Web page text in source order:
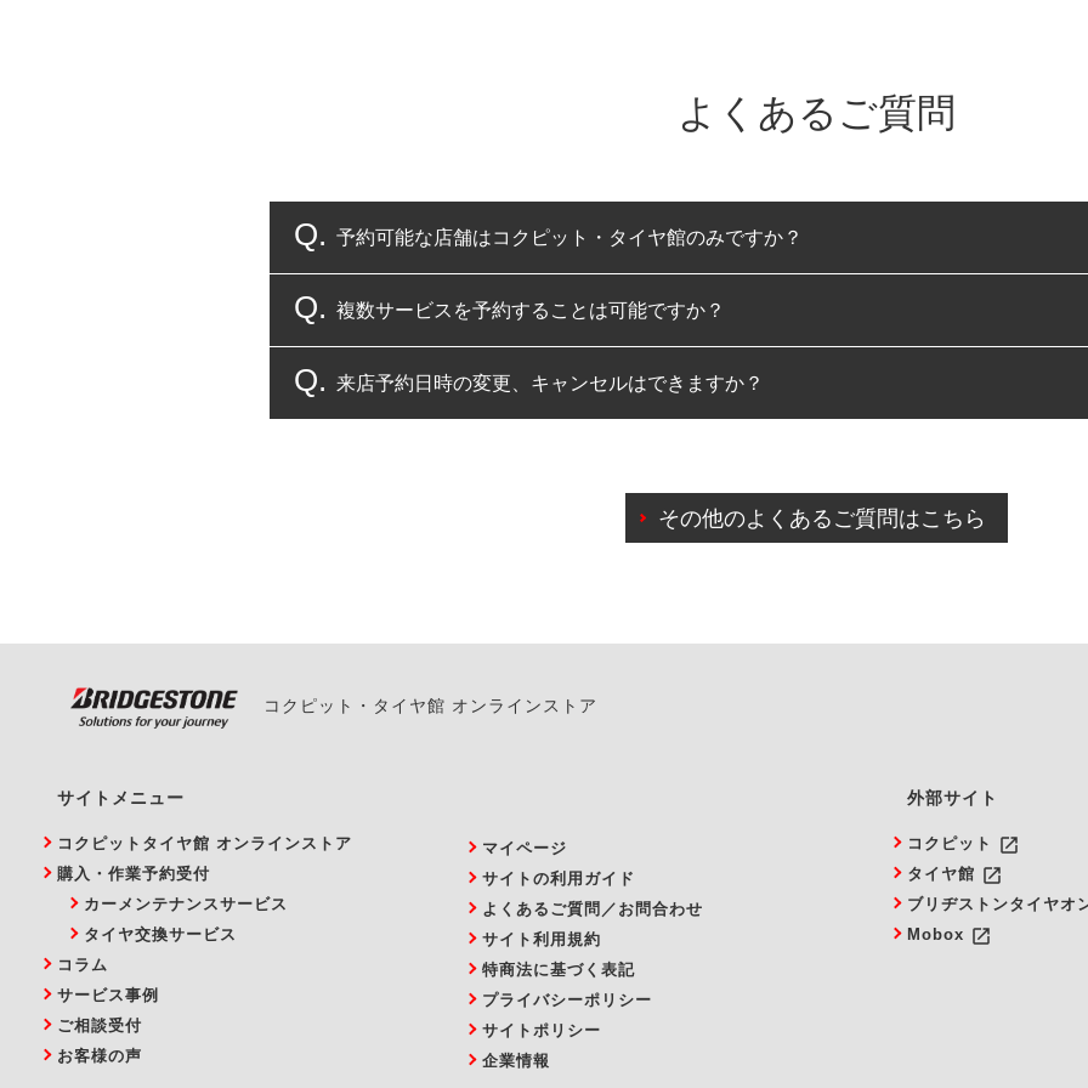
よくあるご質問
予約可能な店舗はコクピット・タイヤ館のみですか？
コクピット・タイヤ館のみとなります。
複数サービスを予約することは可能ですか？
複数サービスのご予約は可能です。
来店予約日時の変更、キャンセルはできますか？
また、やむを得ない事由によりご予約のキャンセルをご希望の際は、直接ご予約いた
その他のよくあるご質問はこちら
コクピット・タイヤ館 オンラインストア
サイトメニュー
コクピットタイヤ館 オンラインストア
購入・作業予約受付
カーメンテナンスサービス
タイヤ交換サービス
コラム
サービス事例
ご相談受付
お客様の声
マイページ
サイトの利用ガイド
よくあるご質問／お問合わせ
サイト利用規約
特商法に基づく表記
プライバシーポリシー
サイトポリシー
企業情報
外部サイト
コクピット launch
タイヤ館 launch
ブリヂストンタイヤオ
Mobox launch